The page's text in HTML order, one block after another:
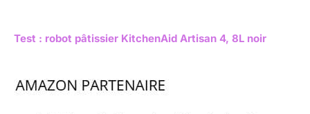
Test : robot pâtissier KitchenAid Artisan 4, 8L noir